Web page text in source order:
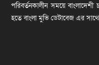
পরিবর্তনকালীন সময়ে বাংলাদেশী
হতে বাংলা মুভি ডেটাবেজ এর